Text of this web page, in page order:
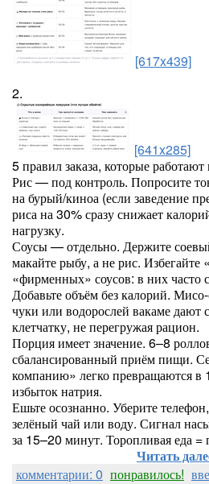
[617x439]
2.
[641x285]
5 правил заказа, которые
Рис — под контроль. Попросите
на бурый/киноа (если заведение
риса на 30% сразу снижает
нагрузку.
Соусы — отдельно. Держите
макайте рыбу, а не рис. Избегайте
«фирменных» соусов: в них часто
Добавьте объём без калорий.
чуки или водорослей вакаме дают
клетчатку, не перегружая рацион.
Порция имеет значение. 6–8
сбалансированный приём пищи.
компанию» легко превращаются
избыток натрия.
Ешьте осознанно. Уберите
зелёный чай или воду. Сигнал
за 15–20 минут. Торопливая еда =
Читать
комментарии: 0 понравилось!